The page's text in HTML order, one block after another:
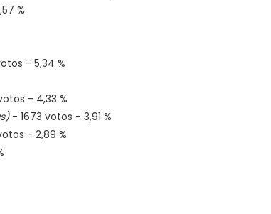
%
- 5,34 %
- 4,33 %
- 1673 votos - 3,91 %
- 2,89 %